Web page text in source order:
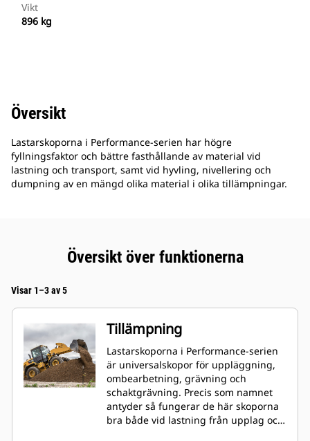
Vikt
896 kg
Översikt
Lastarskoporna i Performance-serien har högre
fyllningsfaktor och bättre fasthållande av material vid
lastning och transport, samt vid hyvling, nivellering och
dumpning av en mängd olika material i olika tillämpningar.
Översikt över funktionerna
Visar 1–3 av 5
Tillämpning
Lastarskoporna i Performance-serien
är universalskopor för uppläggning,
ombearbetning, grävning och
schaktgrävning. Precis som namnet
antyder så fungerar de här skoporna
bra både vid lastning från upplag och